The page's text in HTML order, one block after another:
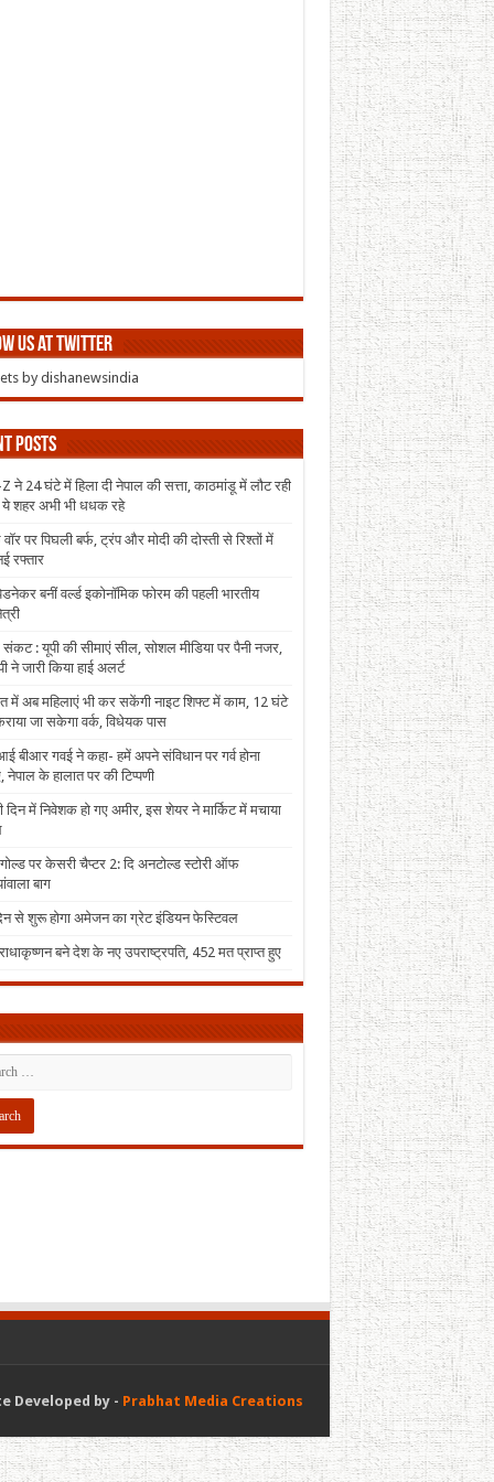
us at Twitter
by dishanewsindia
Posts
ने 24 घंटे में हिला दी नेपाल की सत्ता, काठमांडू में लौट रही
ये शहर अभी भी धधक रहे
पर पिघली बर्फ, ट्रंप और मोदी की दोस्ती से रिश्तों में
रफ्तार
बनीं वर्ल्ड इकोनॉमिक फोरम की पहली भारतीय
संकट : यूपी की सीमाएं सील, सोशल मीडिया पर पैनी नजर,
ने जारी किया हाई अलर्ट
में अब महिलाएं भी कर सकेंगी नाइट शिफ्ट में काम, 12 घंटे
जा सकेगा वर्क, विधेयक पास
बीआर गवई ने कहा- हमें अपने संविधान पर गर्व होना
नेपाल के हालात पर की टिप्पणी
दिन में निवेशक हो गए अमीर, इस शेयर ने मार्किट में मचाया
गोल्ड पर केसरी चैप्टर 2: दि अनटोल्ड स्टोरी ऑफ
बाग
से शुरू होगा अमेजन का ग्रेट इंडियन फेस्टिवल
बने देश के नए उपराष्ट्रपति, 452 मत प्राप्त हुए
Developed by - Prabhat Media Creations